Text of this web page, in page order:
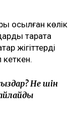
қосылған көлік
тарата
жігіттерді
Не үшін